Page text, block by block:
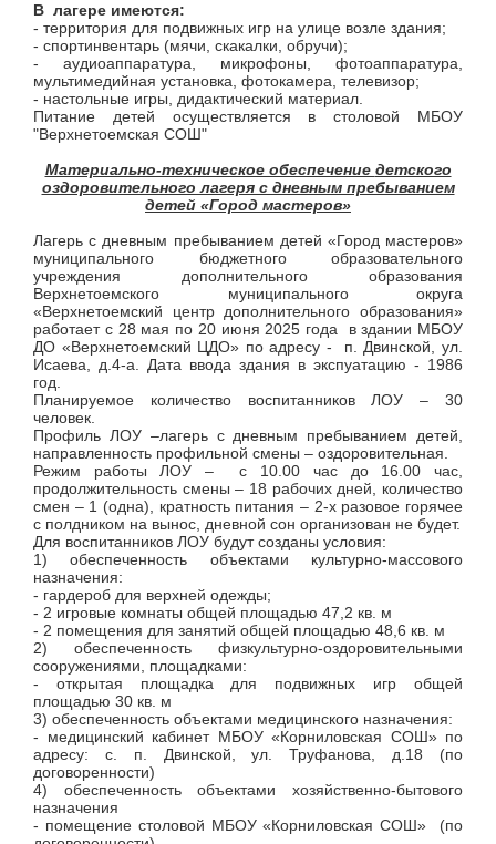
В лагере имеются:
- территория для подвижных игр на улице возле здания;
- спортинвентарь (мячи, скакалки, обручи);
- аудиоаппаратура, микрофоны, фотоаппаратура,
мультимедийная установка, фотокамера, телевизор;
- настольные игры, дидактический материал.
Питание детей осуществляется в столовой МБОУ
"Верхнетоемская СОШ"
Материально-техническое обеспечение детского
оздоровительного лагеря с дневным пребыванием
детей «Город мастеров»
Лагерь с дневным пребыванием детей «Город мастеров»
муниципального бюджетного образовательного
учреждения дополнительного образования
Верхнетоемского муниципального округа
«Верхнетоемский центр дополнительного образования»
работает с 28 мая по 20 июня 2025 года в здании МБОУ
ДО «Верхнетоемский ЦДО» по адресу - п. Двинской, ул.
Исаева, д.4-а. Дата ввода здания в экспуатацию - 1986
год.
Планируемое количество воспитанников ЛОУ – 30
человек.
Профиль ЛОУ –лагерь с дневным пребыванием детей,
направленность профильной смены – оздоровительная.
Режим работы ЛОУ – с 10.00 час до 16.00 час,
продолжительность смены – 18 рабочих дней, количество
смен – 1 (одна), кратность питания – 2-х разовое горячее
с полдником на вынос, дневной сон организован не будет.
Для воспитанников ЛОУ будут созданы условия:
1) обеспеченность объектами культурно-массового
назначения:
- гардероб для верхней одежды;
- 2 игровые комнаты общей площадью 47,2 кв. м
- 2 помещения для занятий общей площадью 48,6 кв. м
2) обеспеченность физкультурно-оздоровительными
сооружениями, площадками:
- открытая площадка для подвижных игр общей
площадью 30 кв. м
3) обеспеченность объектами медицинского назначения:
- медицинский кабинет МБОУ «Корниловская СОШ» по
адресу: с. п. Двинской, ул. Труфанова, д.18 (по
договоренности)
4) обеспеченность объектами хозяйственно-бытового
назначения
- помещение столовой МБОУ «Корниловская СОШ» (по